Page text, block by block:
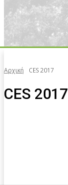
Αρχική CES 2017
CES 2017